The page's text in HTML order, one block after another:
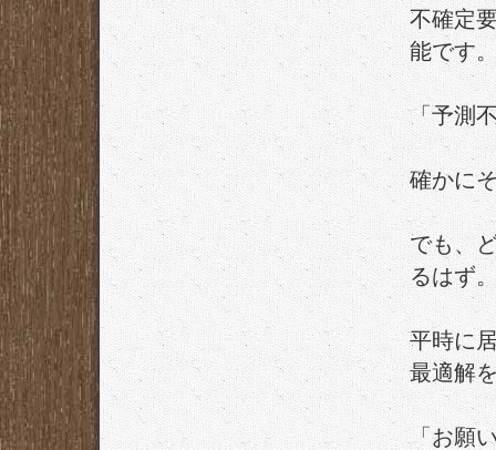
不確定
能です
「予測
確かに
でも、
るはず
平時に
最適解
「お願